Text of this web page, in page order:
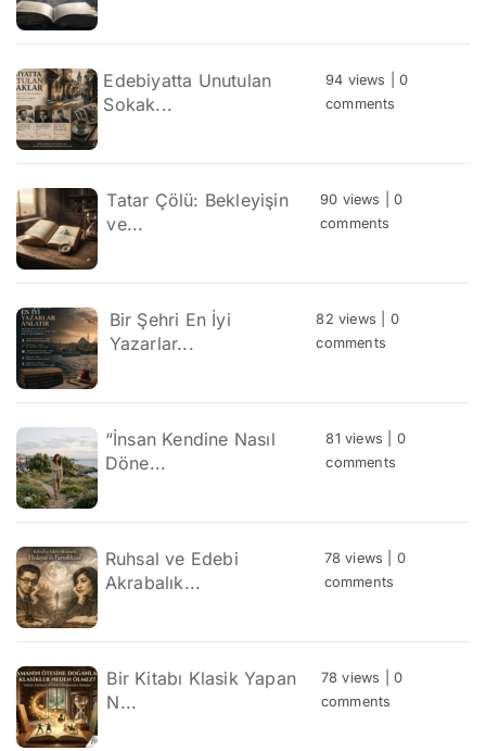
Edebiyatta Unutulan
Sokak...
94 views |0
comments
Tatar Çölü: Bekleyişin
ve...
90 views |0
comments
Bir Şehri En İyi
Yazarlar...
82 views
0
comments
“İnsan Kendine Nasıl
Döne...
81 views
0
comments
Ruhsal ve Edebi
Akrabalık...
78 views
0
comments
Bir Kitabı Klasik Yapan
N...
78 views |0
comments